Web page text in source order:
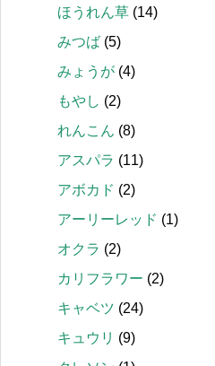
ほうれん草 (14)
みつば (5)
みょうが (4)
もやし (2)
れんこん (8)
アスパラ (11)
アボカド (2)
アーリーレッド (1)
オクラ (2)
カリフラワー (2)
キャベツ (24)
キュウリ (9)